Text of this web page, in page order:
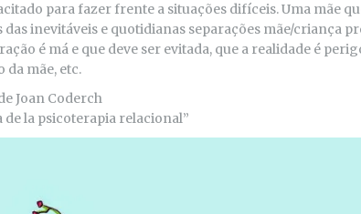
para fazer frente a situações difíceis. Uma mãe
das inevitáveis e quotidianas separações mãe/criança
é má e que deve ser evitada, que a realidade é
mãe, etc.
Joan Coderch
de la psicoterapia relacional”